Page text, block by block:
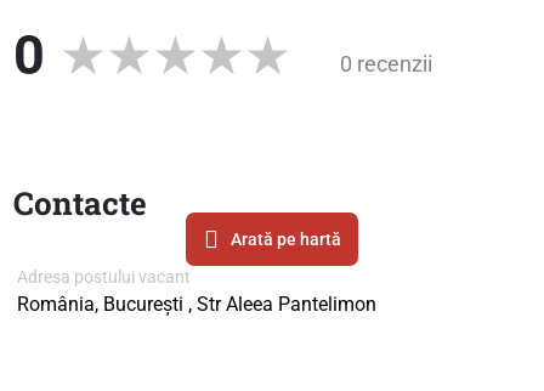
0 0 recenzii
Contacte
Arată pe hartă
Adresa postului vacant
România, București , Str Aleea Pantelimon